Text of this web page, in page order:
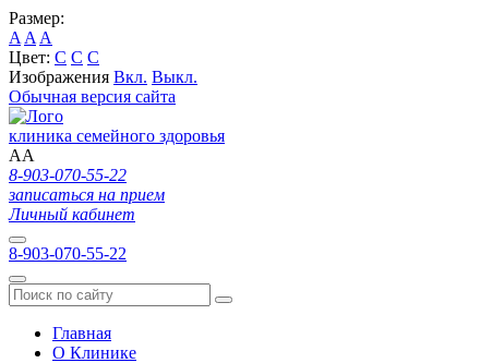
Размер:
A A A
Цвет: C C C
Изображения Вкл. Выкл.
Обычная версия сайта
клиника семейного здоровья
AA
8-903-070-55-22
записаться на прием
Личный кабинет
8-903-070-55-22
Главная
О Клинике